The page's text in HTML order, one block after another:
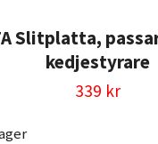
Slitplatta,
kedjestyrare
339 kr